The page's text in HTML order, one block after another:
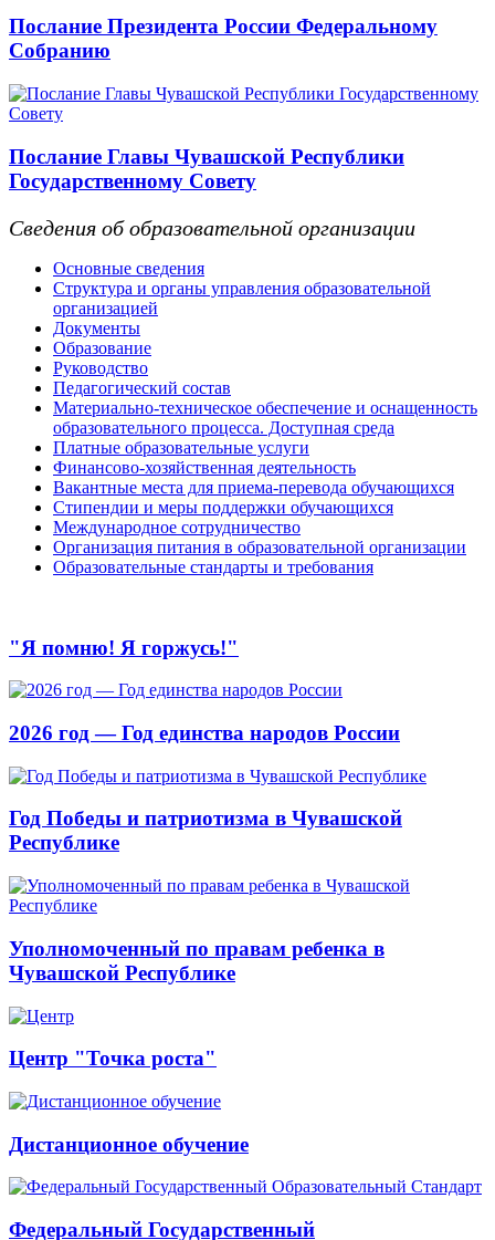
Послание Президента России Федеральному
Собранию
Послание Главы Чувашской Республики
Государственному Совету
Сведения об образовательной организации
Основные сведения
Структура и органы управления образовательной
организацией
Документы
Образование
Руководство
Педагогический состав
Материально-техническое обеспечение и оснащенность
образовательного процесса. Доступная среда
Платные образовательные услуги
Финансово-хозяйственная деятельность
Вакантные места для приема-перевода обучающихся
Стипендии и меры поддержки обучающихся
Международное сотрудничество
Организация питания в образовательной организации
Образовательные стандарты и требования
"Я помню! Я горжусь!"
2026 год — Год единства народов России
Год Победы и патриотизма в Чувашской
Республике
Уполномоченный по правам ребенка в
Чувашской Республике
Центр "Точка роста"
Дистанционное обучение
Федеральный Государственный